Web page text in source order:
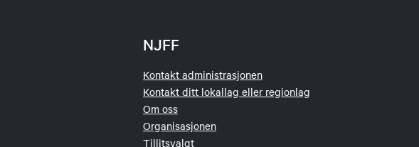
NJFF
Kontakt administrasjonen
Kontakt ditt lokallag eller regionlag
Om oss
Organisasjonen
Tillitsvalgt